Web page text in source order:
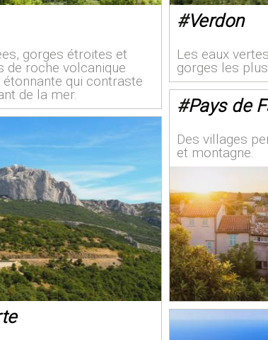
gorges étroites et
de roche volcanique
qui contraste
de la mer.
#Verdon
Les eaux
gorges les
#Pays de
Des villages
et montagne.